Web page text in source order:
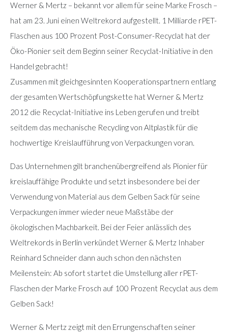
Werner & Mertz – bekannt vor allem für seine Marke Frosch –
hat am 23. Juni einen Weltrekord aufgestellt. 1 Milliarde rPET-
Flaschen aus 100 Prozent Post-Consumer-Recyclat hat der
Öko-Pionier seit dem Beginn seiner Recyclat-Initiative in den
Handel gebracht!
Zusammen mit gleichgesinnten Kooperationspartnern entlang
der gesamten Wertschöpfungskette hat Werner & Mertz
2012 die Recyclat-Initiative ins Leben gerufen und treibt
seitdem das mechanische Recycling von Altplastik für die
hochwertige Kreislaufführung von Verpackungen voran.
Das Unternehmen gilt branchenübergreifend als Pionier für
kreislauffähige Produkte und setzt insbesondere bei der
Verwendung von Material aus dem Gelben Sack für seine
Verpackungen immer wieder neue Maßstäbe der
ökologischen Machbarkeit. Bei der Feier anlässlich des
Weltrekords in Berlin verkündet Werner & Mertz Inhaber
Reinhard Schneider dann auch schon den nächsten
Meilenstein: Ab sofort startet die Umstellung aller rPET-
Flaschen der Marke Frosch auf 100 Prozent Recyclat aus dem
Gelben Sack!
Werner & Mertz zeigt mit den Errungenschaften seiner